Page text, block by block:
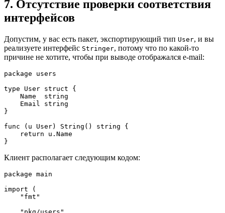
7. Отсутствие проверки соответствия
интерфейсов
Допустим, у вас есть пакет, экспортирующий тип User, и вы
реализуете интерфейс Stringer, потому что по какой-то
причине не хотите, чтобы при выводе отображался e-mail:
package users
type User struct {
    Name  string
    Email string
}
func (u User) String() string {
    return u.Name
}
Клиент располагает следующим кодом:
package main
import (
    "fmt"